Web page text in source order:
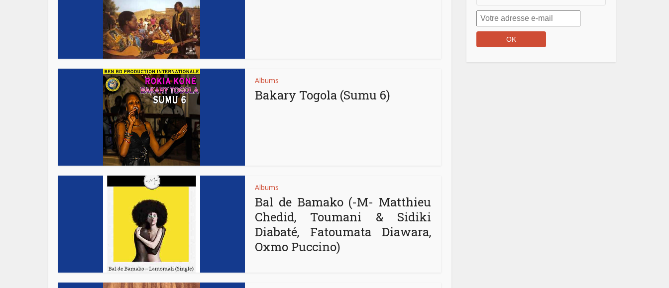
Albums
Bakary Togola (Sumu 6)
Albums
Bal de Bamako (-M- Matthieu
Chedid, Toumani & Sidiki
Diabaté, Fatoumata Diawara,
Oxmo Puccino)